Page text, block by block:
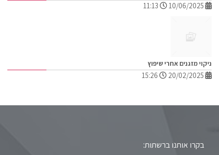
ניקוי מזגנים אחרי שיפוץ
בקרו אותנו ברשתות: